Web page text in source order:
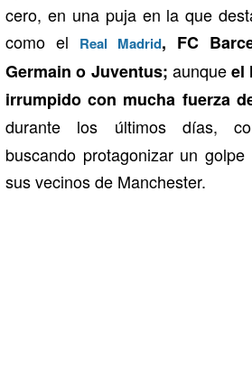
cero, en una puja en la que
como el
Real Madrid, FC
Germain o Juventus; aunqueel
irrumpido con mucha fuerza
durante los últimos días,
buscando protagonizar un
sus vecinos de Manchester.